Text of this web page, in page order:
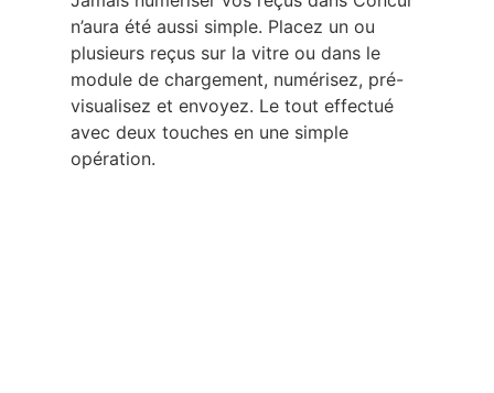
n’aura été aussi simple. Placez un ou
plusieurs reçus sur la vitre ou dans le
module de chargement, numérisez, pré-
visualisez et envoyez. Le tout effectué
avec deux touches en une simple
opération.